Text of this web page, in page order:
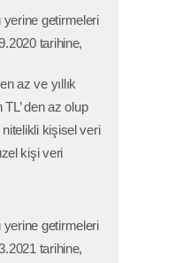
yerine getirmeleri
tarihine,
az ve yıllık
den az olup
kişisel veri
kişi veri
yerine getirmeleri
tarihine,